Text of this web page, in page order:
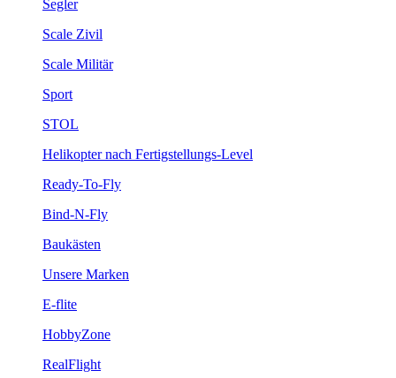
Segler
Scale Zivil
Scale Militär
Sport
STOL
Helikopter nach Fertigstellungs-Level
Ready-To-Fly
Bind-N-Fly
Baukästen
Unsere Marken
E-flite
HobbyZone
RealFlight